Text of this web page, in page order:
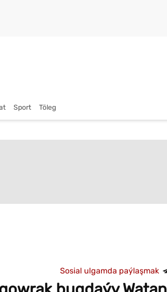
Sport Töleg
Sosial ulgamda paýlaşmak